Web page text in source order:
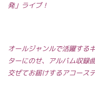
発」ライブ！
オールジャンルで活躍する
ターにのせ、アルバム収録
交ぜてお届けするアコース